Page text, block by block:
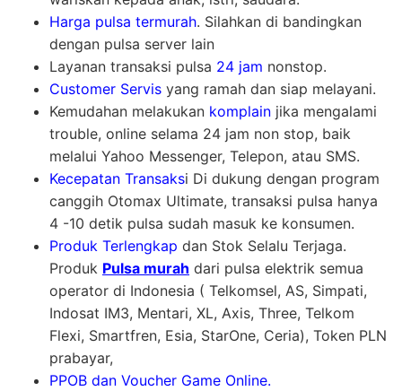
Harga pulsa termurah. Silahkan di bandingkan
dengan pulsa server lain
Layanan transaksi pulsa 24 jam nonstop.
Customer Servis yang ramah dan siap melayani.
Kemudahan melakukan komplain jika mengalami
trouble, online selama 24 jam non stop, baik
melalui Yahoo Messenger, Telepon, atau SMS.
Kecepatan Transaksi Di dukung dengan program
canggih Otomax Ultimate, transaksi pulsa hanya
4 -10 detik pulsa sudah masuk ke konsumen.
Produk Terlengkap dan Stok Selalu Terjaga.
Produk Pulsa murah dari pulsa elektrik semua
operator di Indonesia ( Telkomsel, AS, Simpati,
Indosat IM3, Mentari, XL, Axis, Three, Telkom
Flexi, Smartfren, Esia, StarOne, Ceria), Token PLN
prabayar,
PPOB dan Voucher Game Online.